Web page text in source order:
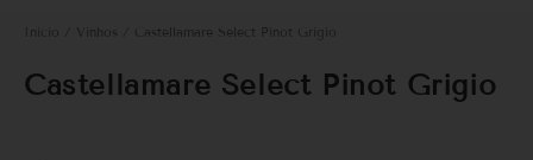
Início Vinhos / Castellamare Select Pinot Grigio
Castellamare Select Pinot Grigio